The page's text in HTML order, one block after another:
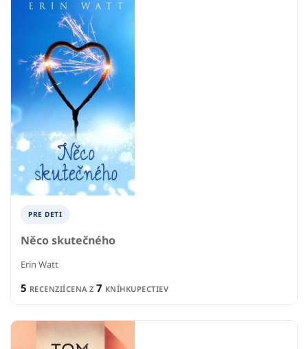
PRE DETI
Něco skutečného
Erin Watt
5 RECENZIÍCENA Z 7 KNÍHKUPECTIEV